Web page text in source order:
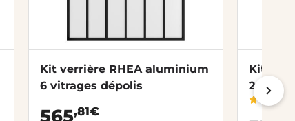
Kit verrière RHEA aluminium
6 vitrages dépolis
565,81€
Kit
2